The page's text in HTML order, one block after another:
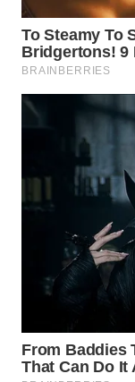
WAHANA
KONSUMEN
WAHANA
TRAVEL
WAHANA
TV
WAHANANEWS
WAHANANEWS